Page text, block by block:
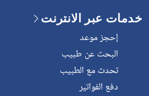
خدمات عبر الانترنت
إحجز موعد
البحث عن طبيب
تحدث مع الطبيب
دفع الفواتير